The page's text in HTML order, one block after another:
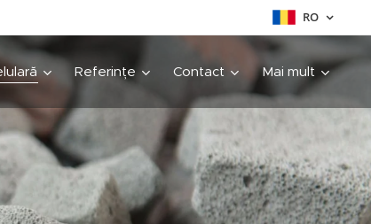
RO
Referințe Contact Mai mult